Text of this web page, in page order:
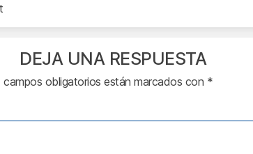
DEJA UNA RESPUESTA
campos obligatorios están marcados con *